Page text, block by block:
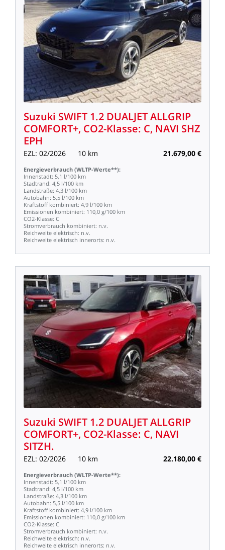
Suzuki SWIFT 1.2 DUALJETALLGRIP
COMFORT+, CO2-Klasse: C, NAVI SHZ
EPH
EZL: 02/2026 10 km 21.679,00 €
Energieverbrauch (WLTP-Werte**):
Innenstadt: 5,1 l/100 km
Stadtrand: 4,5 l/100 km
Landstraße: 4,3 l/100 km
Autobahn: 5,5 l/100 km
Kraftstoff kombiniert: 4,9 l/100 km
Emissionen kombiniert: 110,0 g/100 km
CO2-Klasse: C
Stromverbrauch kombiniert: n.v.
Reichweite elektrisch: n.v.
Reichweite elektrisch innerorts: n.v.
Suzuki SWIFT 1.2 DUALJETALLGRIP
COMFORT+, CO2-Klasse: C, NAVI
SITZH.
EZL: 02/2026 10 km 22.180,00 €
Energieverbrauch (WLTP-Werte**):
Innenstadt: 5,1 l/100 km
Stadtrand: 4,5 l/100 km
Landstraße: 4,3 l/100 km
Autobahn: 5,5 l/100 km
Kraftstoff kombiniert: 4,9 l/100 km
Emissionen kombiniert: 110,0 g/100 km
CO2-Klasse: C
Stromverbrauch kombiniert: n.v.
Reichweite elektrisch: n.v.
Reichweite elektrisch innerorts: n.v.